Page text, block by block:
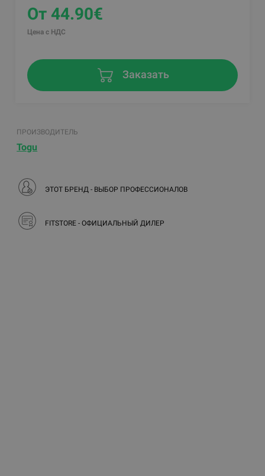
От 44.90€
Цена с НДС
Заказать
ПРОИЗВОДИТЕЛЬ
Togu
ЭТОТ БРЕНД - ВЫБОР ПРОФЕССИОНАЛОВ
FITSTORE - ОФИЦИАЛЬНЫЙ ДИЛЕР